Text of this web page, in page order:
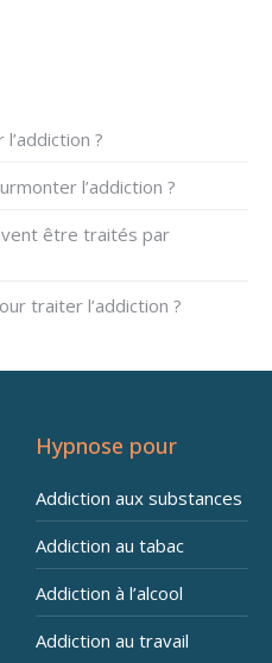
?
l’addiction ?
être traités par
traiter l’addiction ?
Hypnose pour
Addiction aux substances
Addiction au tabac
Addiction à l’alcool
Addiction au travail